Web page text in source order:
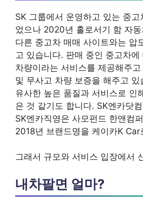
SK 그룹에서 운영하고 있는 중고
었으나 2020년 홀로서기 함 자
다른 중고차 매매 사이트와는 압
고 있습니다. 판매 중인 중고차
차량이라는 서비스를 제공해주
및 무사고 차량 보증을 해주고
유사한 높은 품질과 서비스로 인
은 것 같기도 합니다. SK엔카닷
SK엔카직영은 사모펀드 한앤컴
2018년 브랜드명을 케이카K Car
그래서 규모와 서비스 입장에서
내차팔면 얼마?